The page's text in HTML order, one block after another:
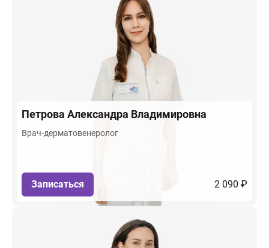
Петрова Александра Владимировна
Врач-дерматовенеролог
Записаться 2 090 ₽